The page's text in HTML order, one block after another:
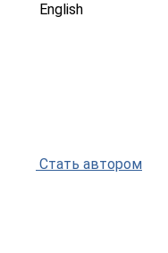
English
Стать автором